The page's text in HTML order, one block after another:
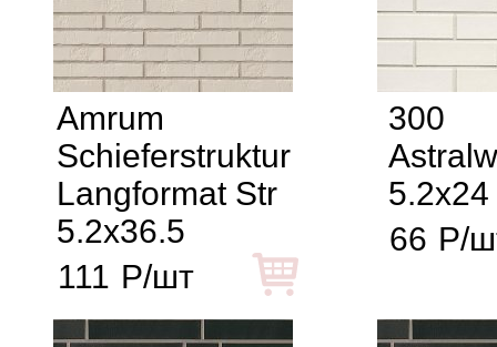
Amrum
Schieferstruktur
Langformat Str
5.2x36.5
111 Р/шт
300
5.2x24
66 Р/